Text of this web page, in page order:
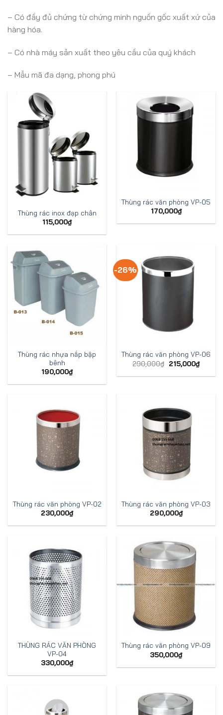
– Có đầy đủ chứng từ chứng minh nguồn gốc xuất xứ của
hàng hóa.
– Có nhà máy sản xuất theo yêu cầu của quý khách
– Mẫu mã đa dạng, phong phú
Thùng rác inox đạp chân
115,000₫
Thùng rác văn phòng VP-05
170,000₫
Thùng rác nhựa nắp bập
bênh
190,000₫
-26%
Thùng rác văn phòng VP-06
290,000₫ 215,000₫
Thùng rác văn phòng VP-02
230,000₫
Thùng rác văn phòng VP-03
290,000₫
THÙNG RÁC VĂN PHÒNG
VP-04
330,000₫
Thùng rác văn phòng VP-09
350,000₫